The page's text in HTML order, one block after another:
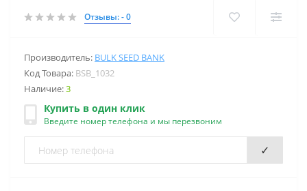
Отзывы: - 0
Производитель: BULK SEED BANK
Код Товара: BSB_1032
Наличие:3
Купить в один клик
Введите номер телефона и мы перезвоним
✓